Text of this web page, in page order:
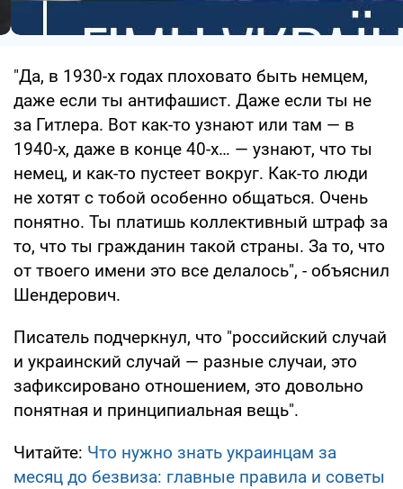
"Да, в 1930-х годах плоховато быть немцем,
даже если ты антифашист. Даже если ты не
за Гитлера. Вот как-то узнают или там — в
1940-х, даже в конце 40-х… — узнают, что ты
немец, и как-то пустеет вокруг. Как-то люди
не хотят с тобой особенно общаться. Очень
понятно. Ты платишь коллективный штраф за
то, что ты гражданин такой страны. За то, что
от твоего имени это все делалось", - объяснил
Шендерович.
Писатель подчеркнул, что "российский случай
и украинский случай — разные случаи, это
зафиксировано отношением, это довольно
понятная и принципиальная вещь".
Читайте: Что нужно знать украинцам за
месяц до безвиза: главные правила и советы